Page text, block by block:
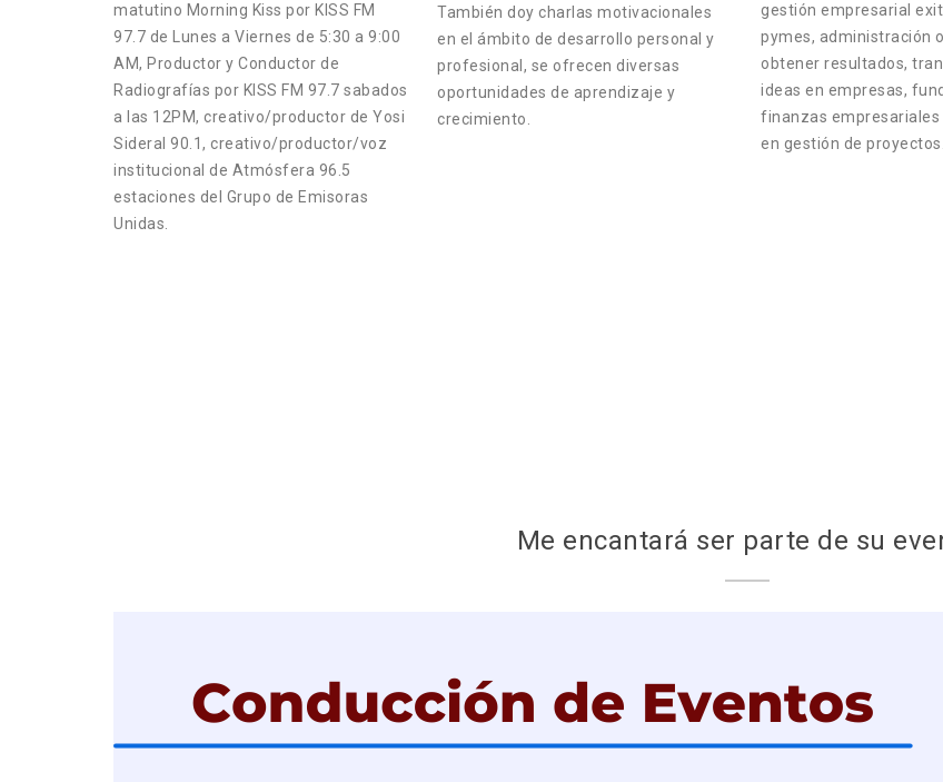
matutino Morning Kiss por KISS FM
97.7 de Lunes a Viernes de 5:30 a 9:00
AM, Productor y Conductor de
Radiografías por KISS FM 97.7 sabados
a las 12PM, creativo/productor de Yosi
Sideral 90.1, creativo/productor/voz
institucional de Atmósfera 96.5
estaciones del Grupo de Emisoras
Unidas.
También doy charlas motivacionales
en el ámbito de desarrollo personal y
profesional, se ofrecen diversas
oportunidades de aprendizaje y
crecimiento.
gestión empresarial
pymes, administración
obtener resultados,
ideas en empresas,
finanzas empresariales
en gestión de proyectos.
Me encantará ser parte de su